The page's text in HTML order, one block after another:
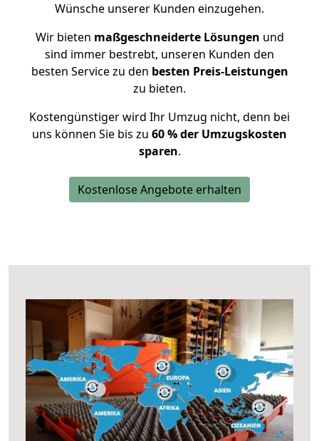
Wünsche unserer Kunden einzugehen.
Wir bieten maßgeschneiderte Lösungen und
sind immer bestrebt, unseren Kunden den
besten Service zu den besten Preis-Leistungen
zu bieten.
Kostengünstiger wird Ihr Umzug nicht, denn bei
uns können Sie bis zu 60 % der Umzugskosten
sparen.
Kostenlose Angebote erhalten